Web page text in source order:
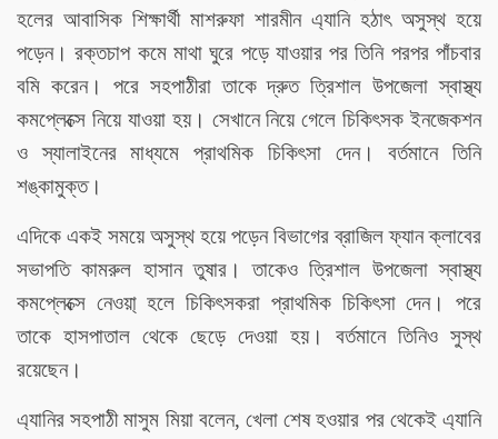
হলের আবাসিক শিক্ষার্থী মাশরুফা শারমীন এ্যানি হঠাৎ অসুস্থ হয়ে
পড়েন। রক্তচাপ কমে মাথা ঘুরে পড়ে যাওয়ার পর তিনি পরপর পাঁচবার
বমি করেন। পরে সহপাঠীরা তাকে দ্রুত ত্রিশাল উপজেলা স্বাস্থ্য
কমপ্লেক্সে নিয়ে যাওয়া হয়। সেখানে নিয়ে গেলে চিকিৎসক ইনজেকশন
ও স্যালাইনের মাধ্যমে প্রাথমিক চিকিৎসা দেন। বর্তমানে তিনি
শঙ্কামুক্ত।
এদিকে একই সময়ে অসুস্থ হয়ে পড়েন বিভাগের ব্রাজিল ফ্যান ক্লাবের
সভাপতি কামরুল হাসান তুষার। তাকেও ত্রিশাল উপজেলা স্বাস্থ্য
কমপ্লেক্সে নেওয়া্ হলে চিকিৎসকরা প্রাথমিক চিকিৎসা দেন। পরে
তাকে হাসপাতাল থেকে ছেড়ে দেওয়া হয়। বর্তমানে তিনিও সুস্থ
রয়েছেন।
এ্যানির সহপাঠী মাসুম মিয়া বলেন, খেলা শেষ হওয়ার পর থেকেই এ্যানি